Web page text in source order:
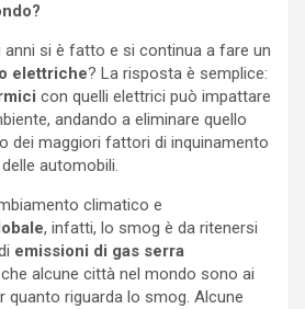
anni si è fatto e si continua a fare un
elettriche? La risposta è semplice:
con quelli elettrici può impattare
andando a eliminare quello
dei maggiori fattori di inquinamento
automobili.
climatico e
, infatti, lo smog è da ritenersi
emissioni di gas serra
alcune città nel mondo sono ai
quanto riguarda lo smog. Alcune